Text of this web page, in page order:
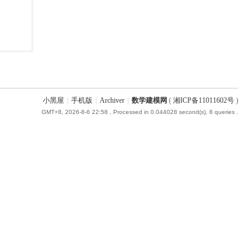
小黑屋 手机版 Archiver 数学建模网 ( 湘ICP备11011602号)
GMT+8, 2026-8-6 22:58 , Processed in 0.044028 second(s), 8 queries .